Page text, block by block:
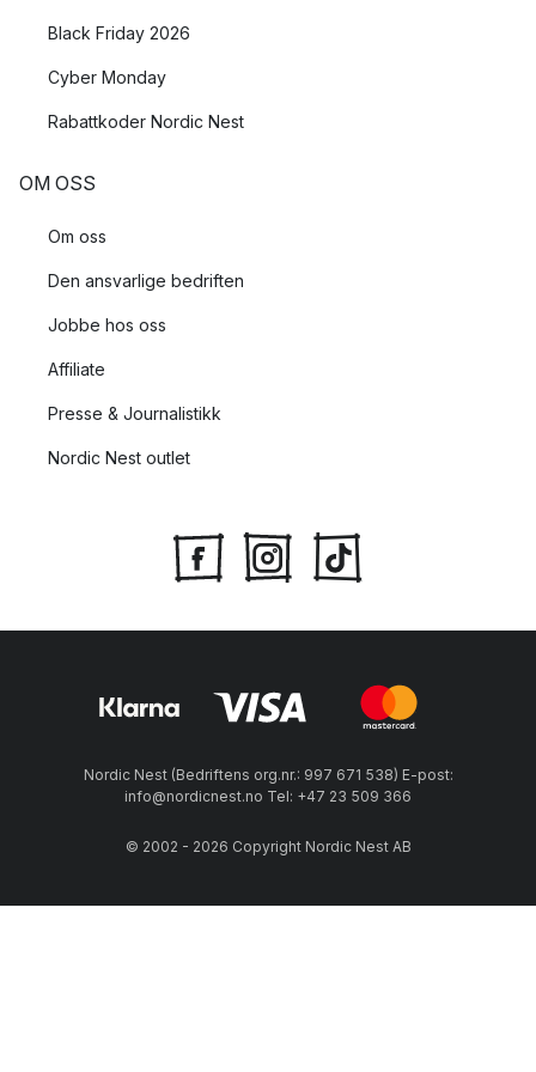
Black Friday 2026
Cyber Monday
Rabattkoder Nordic Nest
OM OSS
Om oss
Den ansvarlige bedriften
Jobbe hos oss
Affiliate
Presse & Journalistikk
Nordic Nest outlet
Nordic Nest (Bedriftens org.nr.: 997 671 538) E-post:
info@nordicnest.no Tel: +47 23 509 366
© 2002 - 2026 Copyright Nordic Nest AB